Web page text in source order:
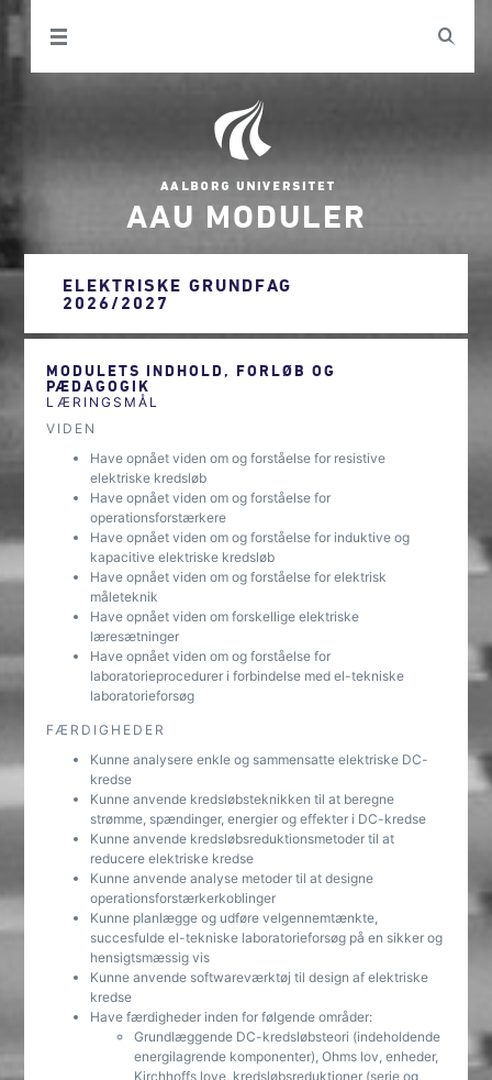
AAU MODULER
ELEKTRISKE GRUNDFAG
2026/2027
MODULETS INDHOLD, FORLØB OG
PÆDAGOGIK
LÆRINGSMÅL
VIDEN
Have opnået viden om og forståelse for resistive
elektriske kredsløb
Have opnået viden om og forståelse for
operationsforstærkere
Have opnået viden om og forståelse for induktive og
kapacitive elektriske kredsløb
Have opnået viden om og forståelse for elektrisk
måleteknik
Have opnået viden om forskellige elektriske
læresætninger
Have opnået viden om og forståelse for
laboratorieprocedurer i forbindelse med el-tekniske
laboratorieforsøg
FÆRDIGHEDER
Kunne analysere enkle og sammensatte elektriske DC-
kredse
Kunne anvende kredsløbsteknikken til at beregne
strømme, spændinger, energier og effekter i DC-kredse
Kunne anvende kredsløbsreduktionsmetoder til at
reducere elektriske kredse
Kunne anvende analyse metoder til at designe
operationsforstærkerkoblinger
Kunne planlægge og udføre velgennemtænkte,
succesfulde el-tekniske laboratorieforsøg på en sikker og
hensigtsmæssig vis
Kunne anvende softwareværktøj til design af elektriske
kredse
Have færdigheder inden for følgende områder:
Grundlæggende DC-kredsløbsteori (indeholdende
energilagrende komponenter), Ohms lov, enheder,
Kirchhoffs love, kredsløbsreduktioner (serie og